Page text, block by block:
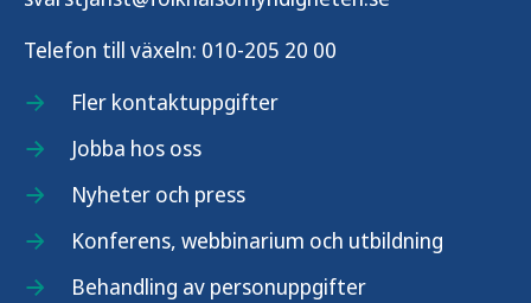
Telefon till växeln: 010-205 20 00
Fler kontaktuppgifter
Jobba hos oss
Nyheter och press
Konferens, webbinarium och utbildning
Behandling av personuppgifter